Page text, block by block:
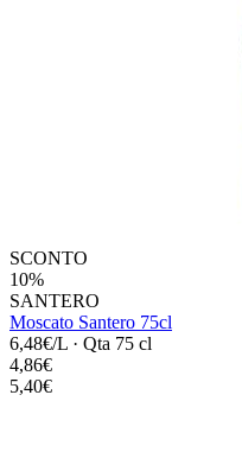
SCONTO
10%
SANTERO
Moscato Santero 75cl
6,48€/L · Qta 75 cl
4,86€
5,40€